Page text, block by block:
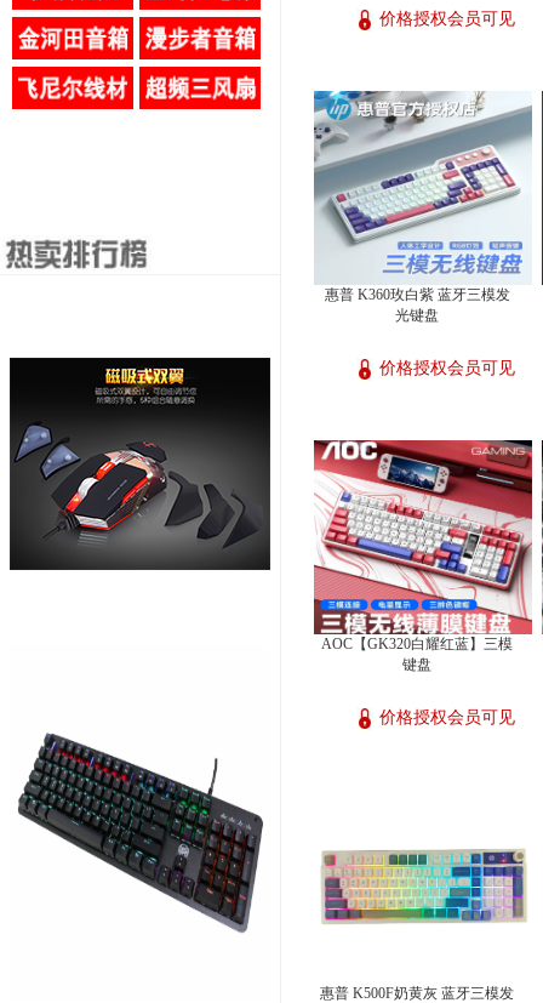
价格授权会员可见
惠普 K360玫白紫 蓝牙三模发
光键盘
价格授权会员可见
AOC【GK320白耀红蓝】三模
键盘
价格授权会员可见
惠普 K500F奶黄灰 蓝牙三模发